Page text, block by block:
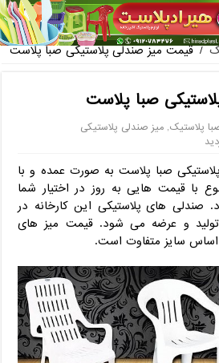
به صورت آنلاین
/ قیمت میز صندلی پلاستیکی صبا پلاست
صبا پلاست
پلاستیک,میز صندلی پلاستیکی
صبا پلاست به صورت عمده و با
با قیمت هایی به روز در اختیار شما
صندلی های پلاستیکی این کارخانه در
تولید و عرضه می شود. قیمت میز های
اساس سایز متفاوت است.